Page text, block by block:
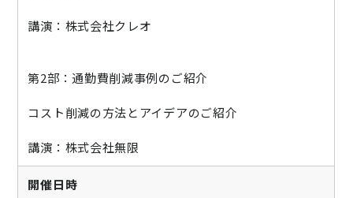
講演：株式会社クレオ
第2部：通勤費削減事例のご紹介
コスト削減の方法とアイデアのご紹介
講演：株式会社無限
開催日時